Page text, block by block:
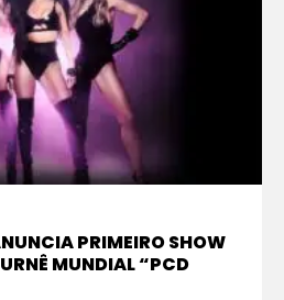
PRIMEIRO SHOW
MUNDIAL “PCD